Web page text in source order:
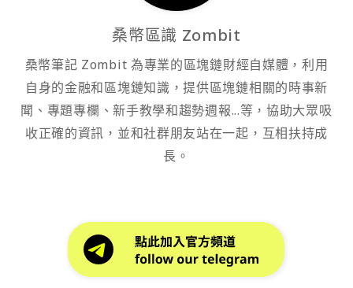
桑幣區識 Zombit
桑幣筆記 Zombit 為專業的區塊鏈財經自媒體，利用
自身的金融和區塊鏈知識，提供區塊鏈相關的時事新
聞、專題專欄、新手教學和趨勢週報...等，協助大眾吸
收正確的資訊，並和社群朋友站在一起，互相扶持成
長。